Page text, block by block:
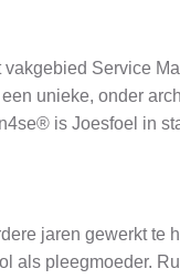
Service
unieke, onder
is Joesfoel in
jaren gewerkt te
als pleegmoeder.